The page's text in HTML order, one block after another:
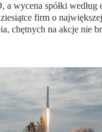
a wycena spółki według
firm o
chętnych na akcje nie